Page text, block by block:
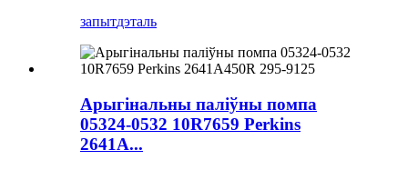
запытдэталь
Арыгінальны паліўны помпа
05324-0532 10R7659 Perkins
2641A...